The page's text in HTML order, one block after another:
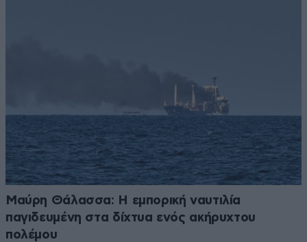
Μαύρη Θάλασσα: Η εμπορική ναυτιλία
παγιδευμένη στα δίχτυα ενός ακήρυχτου
πολέμου